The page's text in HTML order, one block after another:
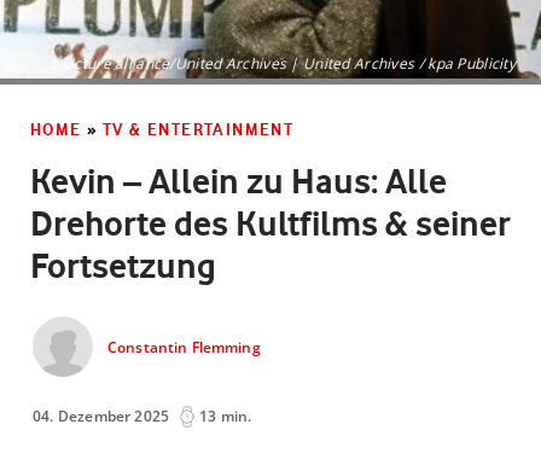
©picture alliance/United Archives | United Archives / kpa Publicity
HOME » TV & ENTERTAINMENT
Kevin – Allein zu Haus: Alle
Drehorte des Kultfilms & seiner
Fortsetzung
Constantin Flemming
04. Dezember 2025 13 min.